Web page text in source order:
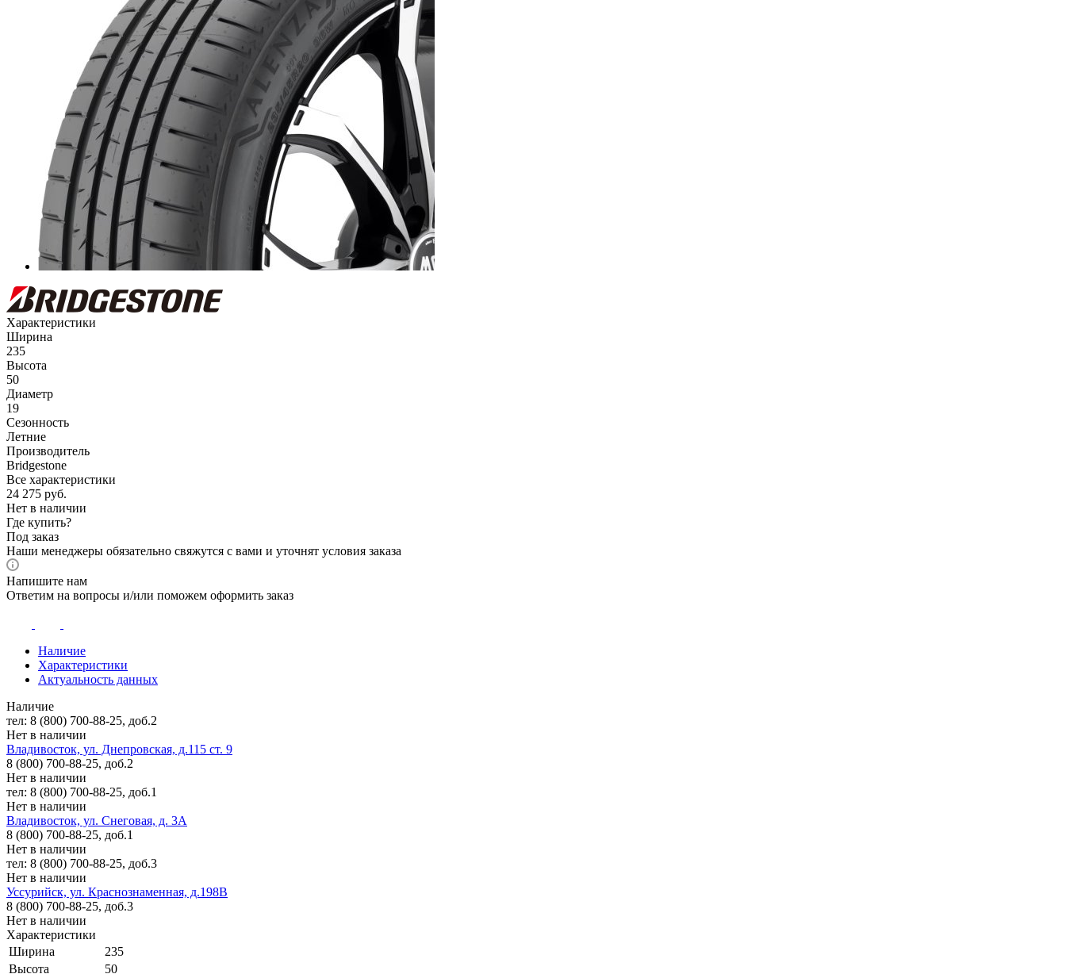
Характеристики
Ширина
235
Высота
50
Диаметр
19
Сезонность
Летние
Производитель
Bridgestone
Все характеристики
24 275 руб.
Нет в наличии
Где купить?
Под заказ
Наши менеджеры обязательно свяжутся с вами и уточнят условия заказа
Напишите нам
Ответим на вопросы и/или поможем оформить заказ
Наличие
Характеристики
Актуальность данных
Наличие
тел: 8 (800) 700-88-25, доб.2
Нет в наличии
Владивосток, ул. Днепровская, д.115 ст. 9
8 (800) 700-88-25, доб.2
Нет в наличии
тел: 8 (800) 700-88-25, доб.1
Нет в наличии
Владивосток, ул. Снеговая, д. 3А
8 (800) 700-88-25, доб.1
Нет в наличии
тел: 8 (800) 700-88-25, доб.3
Нет в наличии
Уссурийск, ул. Краснознаменная, д.198В
8 (800) 700-88-25, доб.3
Нет в наличии
Характеристики
Ширина
235
Высота
50